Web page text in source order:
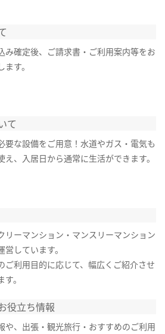
み確定後、ご請求書・ご利用案内等をお
す。
て
要な設備をご用意！水道やガス・電気も
え、入居日から通常に生活ができます。
リーマンション・マンスリーマンション
営しています。
ご利用目的に応じて、幅広くご紹介させ
。
役立ち情報
や、出張・観光旅行・おすすめのご利用